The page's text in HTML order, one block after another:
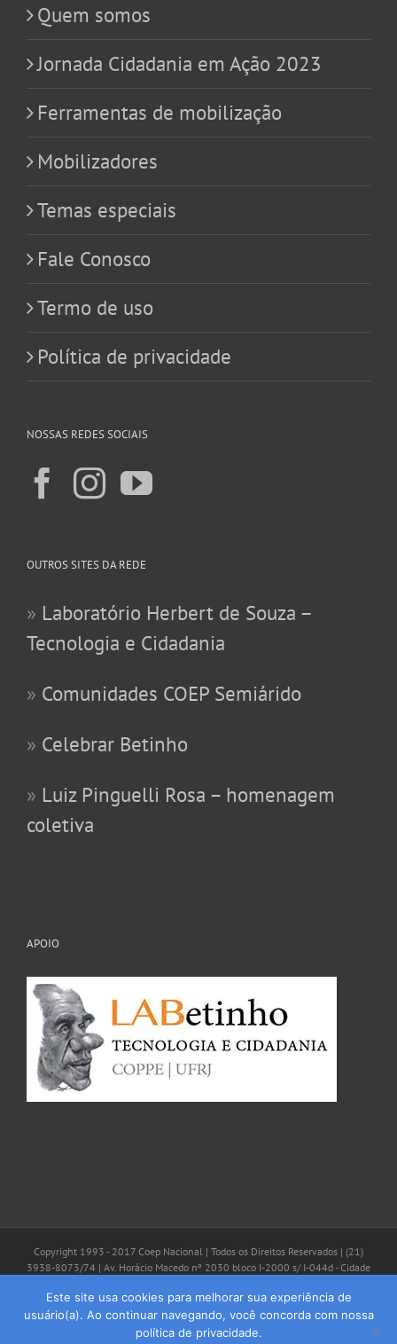
Quem somos
Jornada Cidadania em Ação 2023
Ferramentas de mobilização
Mobilizadores
Temas especiais
Fale Conosco
Termo de uso
Política de privacidade
NOSSAS REDES SOCIAIS
OUTROS SITES DA REDE
» Laboratório Herbert de Souza –
Tecnologia e Cidadania
» Comunidades COEP Semiárido
» Celebrar Betinho
» Luiz Pinguelli Rosa – homenagem
coletiva
APOIO
Copyright 1993 - 2017 Coep Nacional | Todos os Direitos Reservados | (21)
3938-8073/74 | Av. Horácio Macedo nº 2030 bloco I-2000 s/ I-044d - Cidade
FacebookInstagramYouTube
Este site usa cookies para melhorar sua experiência de
usuário(a). Ao continuar navegando, você concorda com nossa
política de privacidade.